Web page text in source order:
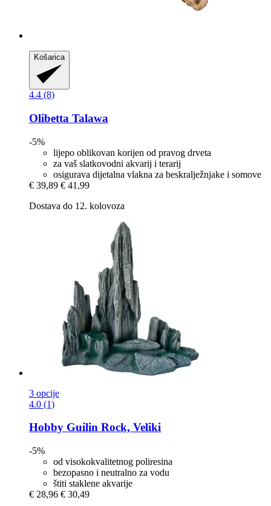
Košarica
4.4 (8)
Olibetta Talawa
-5%
lijepo oblikovan korijen od pravog drveta
za vaš slatkovodni akvarij i terarij
osigurava dijetalna vlakna za beskralježnjake i somove
€ 39,89 € 41,99
Dostava do 12. kolovoza
3 opcije
4.0 (1)
Hobby Guilin Rock, Veliki
-5%
od visokokvalitetnog poliresina
bezopasno i neutralno za vodu
štiti staklene akvarije
€ 28,96 € 30,49